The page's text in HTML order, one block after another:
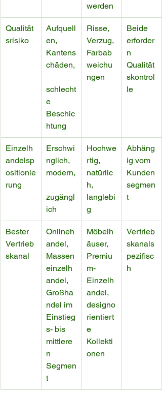
werden
Qualität
srisiko
Aufquell
en,
Kantens
chäden,
schlecht
e
Beschic
htung
Risse,
Verzug,
Farbab
weichu
ngen
Beide
erforder
n
Qualität
skontrol
le
Einzelh
andelsp
ositionie
rung
Erschwi
nglich,
modern,
zugängl
ich
Hochwe
rtig,
natürlic
h,
langlebi
g
Abhäng
ig vom
Kunden
segmen
t
Bester
Vertrieb
skanal
Onlineh
andel,
Massen
einzelh
andel,
Großha
ndel im
Einstieg
s- bis
mittlere
n
Segmen
t
Möbelh
äuser,
Premiu
m-
Einzelh
andel,
designo
rientiert
e
Kollekti
onen
Vertrieb
skanals
pezifisc
h